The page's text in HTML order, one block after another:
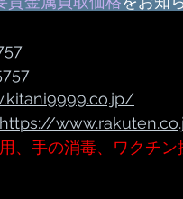
5757
https://
、手の消毒、ワクチ